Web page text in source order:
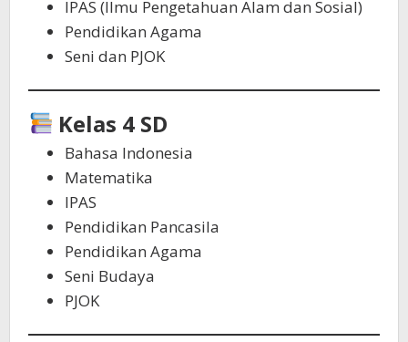
IPAS (Ilmu Pengetahuan Alam dan Sosial)
Pendidikan Agama
Seni dan PJOK
Kelas 4 SD
Bahasa Indonesia
Matematika
IPAS
Pendidikan Pancasila
Pendidikan Agama
Seni Budaya
PJOK